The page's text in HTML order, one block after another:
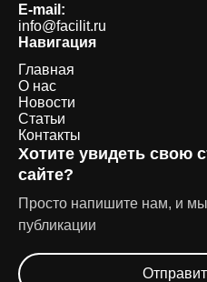
E-mail:
info@facilit.ru
Навигация
Главная
О нас
Новости
Статьи
Контакты
Хотите увидеть свою
сайте?
Просто напишите нам, и
публикации